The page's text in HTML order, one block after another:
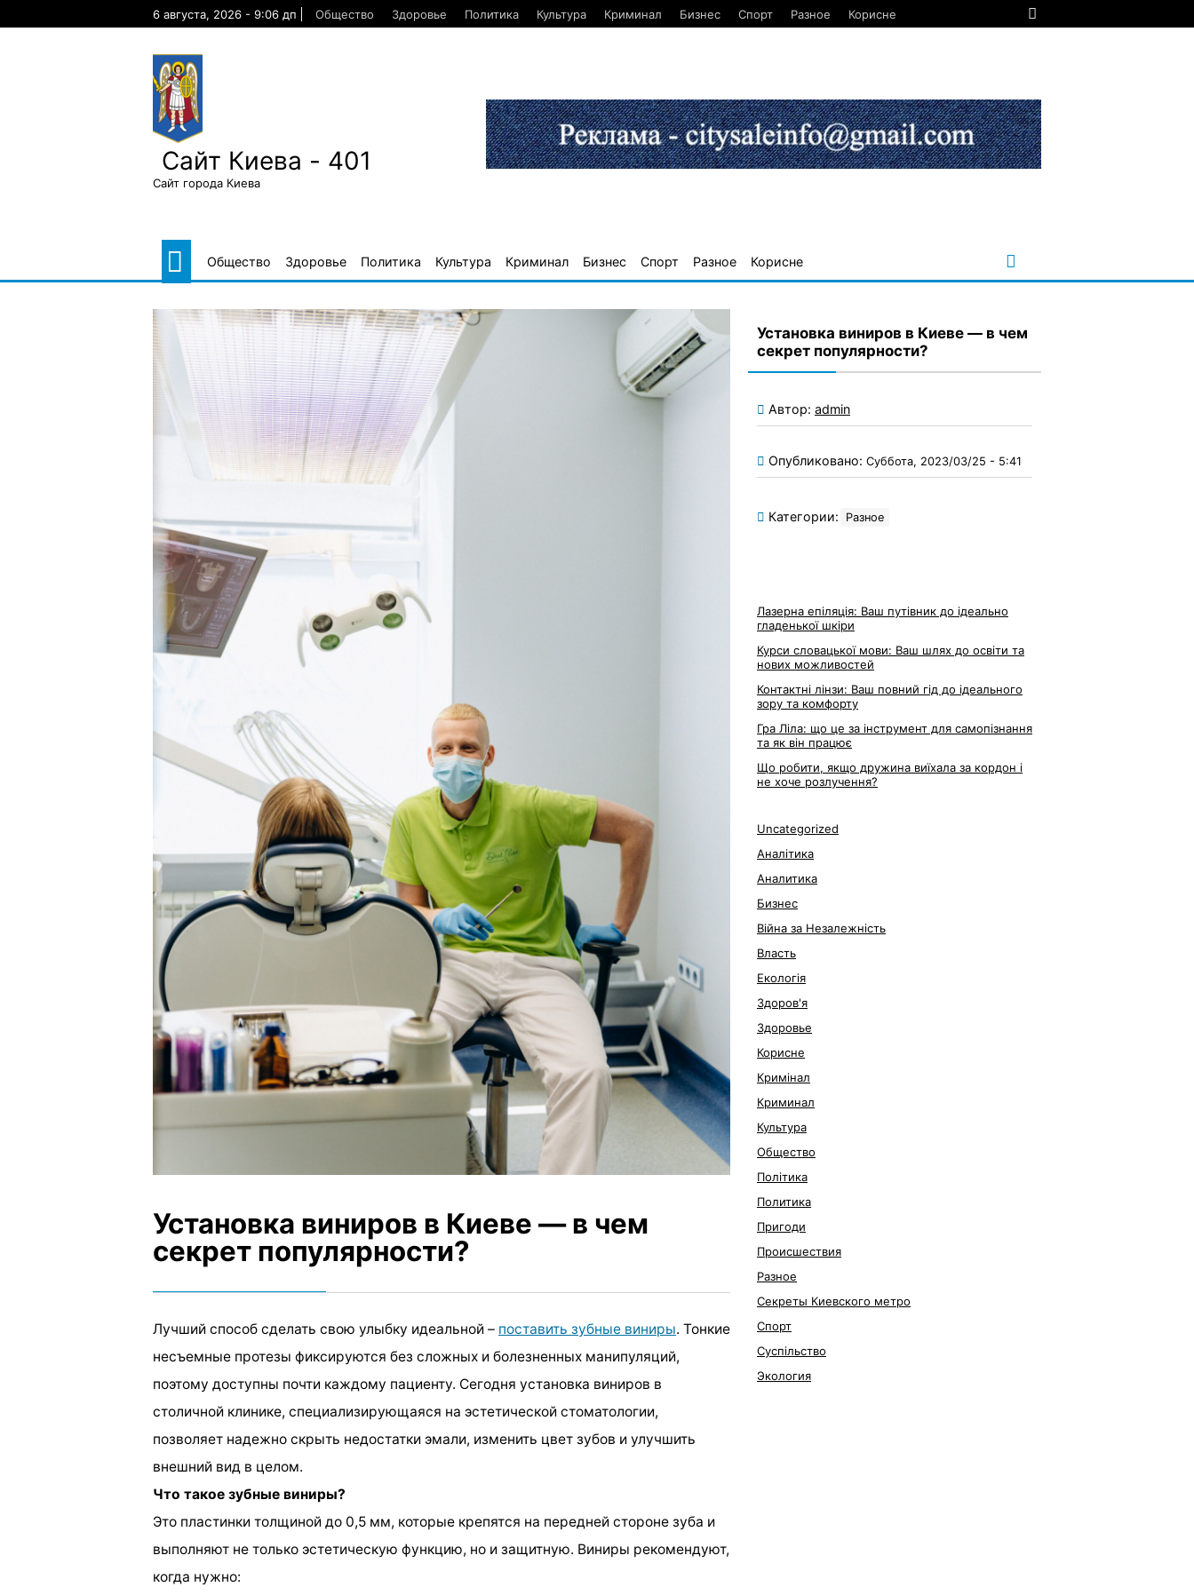
6 августа, 2026 - 9:06 дп Общество Здоровье Политика Культура Криминал Бизнес Спорт Разное Корисне
Сайт Киева - 401
Сайт города Киева
Общество Здоровье Политика Культура Криминал Бизнес Спорт Разное Корисне
Установка виниров в Киеве — в чем
секрет популярности?
Лучший способ сделать свою улыбку идеальной – поставить зубные виниры. Тонкие
несъемные протезы фиксируются без сложных и болезненных манипуляций,
поэтому доступны почти каждому пациенту. Сегодня установка виниров в
столичной клинике, специализирующаяся на эстетической стоматологии,
позволяет надежно скрыть недостатки эмали, изменить цвет зубов и улучшить
внешний вид в целом.
Что такое зубные виниры?
Это пластинки толщиной до 0,5 мм, которые крепятся на передней стороне зуба и
выполняют не только эстетическую функцию, но и защитную. Виниры рекомендуют,
когда нужно:
Установка виниров в Киеве — в чем
секрет популярности?
Автор: admin
Опубликовано: Суббота, 2023/03/25 - 5:41
Категории: Разное
Лазерна епіляція: Ваш путівник до ідеально
гладенької шкіри
Курси словацької мови: Ваш шлях до освіти та
нових можливостей
Контактні лінзи: Ваш повний гід до ідеального
зору та комфорту
Гра Ліла: що це за інструмент для самопізнання
та як він працює
Що робити, якщо дружина виїхала за кордон і
не хоче розлучення?
Uncategorized
Аналітика
Аналитика
Бизнес
Війна за Незалежність
Власть
Екологія
Здоров'я
Здоровье
Корисне
Кримінал
Криминал
Культура
Общество
Політика
Политика
Пригоди
Происшествия
Разное
Секреты Киевского метро
Спорт
Суспільство
Экология